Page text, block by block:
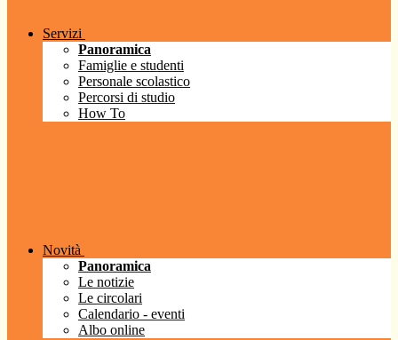
Servizi
Panoramica
Famiglie e studenti
Personale scolastico
Percorsi di studio
How To
Novità
Panoramica
Le notizie
Le circolari
Calendario - eventi
Albo online